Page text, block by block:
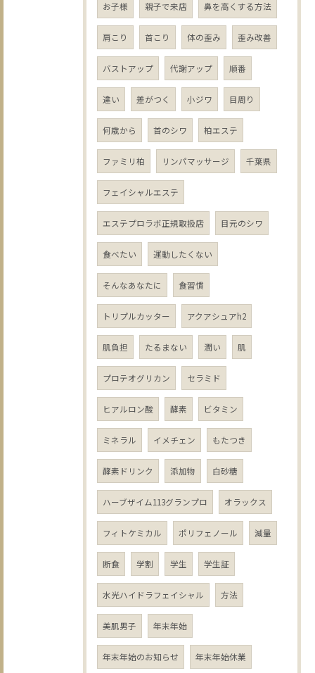
お子様 親子で来店 鼻を高くする方法
肩こり 首こり 体の歪み 歪み改善
バストアップ 代謝アップ 順番
違い 差がつく 小ジワ 目周り
何歳から 首のシワ 柏エステ
ファミリ柏 リンパマッサージ 千葉県
フェイシャルエステ
エステプロラボ正規取扱店 目元のシワ
食べたい 運動したくない
そんなあなたに 食習慣
トリプルカッター アクアシュアh2
肌負担 たるまない 潤い 肌
プロテオグリカン セラミド
ヒアルロン酸 酵素 ビタミン
ミネラル イメチェン もたつき
酵素ドリンク 添加物 白砂糖
ハーブザイム113グランプロ オラックス
フィトケミカル ポリフェノール 減量
断食 学割 学生 学生証
水光ハイドラフェイシャル 方法
美肌男子 年末年始
年末年始のお知らせ 年末年始休業